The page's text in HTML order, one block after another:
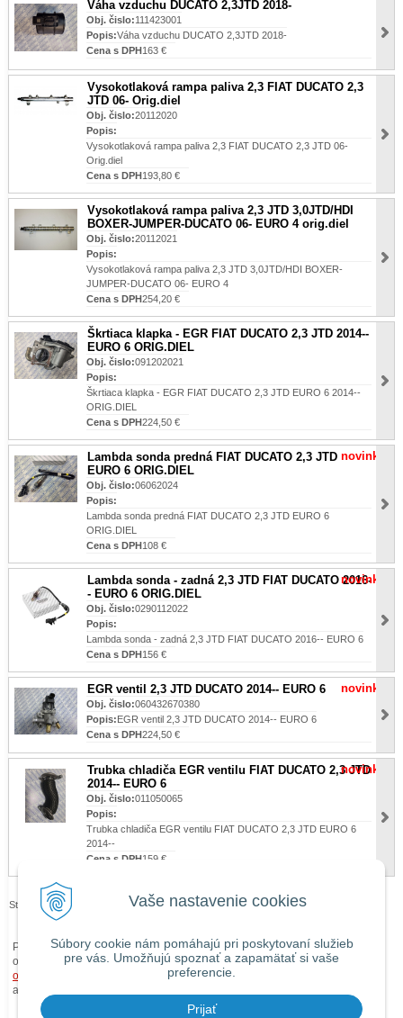
Vaše nastavenie cookies
Súbory cookie nám pomáhajú pri poskytovaní služieb
pre vás. Umožňujú spoznať a zapamätať si vaše
preferencie.
Prijať
Váha vzduchu DUCATO 2,3JTD 2018-
Obj. čislo:111423001
Popis:Váha vzduchu DUCATO 2,3JTD 2018-
Cena s DPH163 €
Vysokotlaková rampa paliva 2,3 FIAT DUCATO 2,3
JTD 06- Orig.diel
Obj. čislo:20112020
Popis:
Vysokotlaková rampa paliva 2,3 FIAT DUCATO 2,3 JTD 06-
Orig.diel
Cena s DPH193,80 €
Vysokotlaková rampa paliva 2,3 JTD 3,0JTD/HDI
BOXER-JUMPER-DUCATO 06- EURO 4 orig.diel
Obj. čislo:20112021
Popis:
Vysokotlaková rampa paliva 2,3 JTD 3,0JTD/HDI BOXER-
JUMPER-DUCATO 06- EURO 4
Cena s DPH254,20 €
Škrtiaca klapka - EGR FIAT DUCATO 2,3 JTD 2014--
EURO 6 ORIG.DIEL
Obj. čislo:091202021
Popis:
Škrtiaca klapka - EGR FIAT DUCATO 2,3 JTD EURO 6 2014--
ORIG.DIEL
Cena s DPH224,50 €
Lambda sonda predná FIAT DUCATO 2,3 JTD
EURO 6 ORIG.DIEL
novinka
Obj. čislo:06062024
Popis:
Lambda sonda predná FIAT DUCATO 2,3 JTD EURO 6
ORIG.DIEL
Cena s DPH108 €
Lambda sonda - zadná 2,3 JTD FIAT DUCATO 2016-
- EURO 6 ORIG.DIEL
novinka
Obj. čislo:0290112022
Popis:
Lambda sonda - zadná 2,3 JTD FIAT DUCATO 2016-- EURO 6
Cena s DPH156 €
EGR ventil 2,3 JTD DUCATO 2014-- EURO 6 novinka
Obj. čislo:060432670380
Popis:EGR ventil 2,3 JTD DUCATO 2014-- EURO 6
Cena s DPH224,50 €
Trubka chladiča EGR ventilu FIAT DUCATO 2,3 JTD
2014-- EURO 6
novinka
Obj. čislo:011050065
Popis:
Trubka chladiča EGR ventilu FIAT DUCATO 2,3 JTD EURO 6
2014--
Cena s DPH159 €
Stránky: 1 5 … >|
Pri zaslaní tovaru mimo územia Slovenskej republiky budú ku každej
objednávke prirátanénáklady na dopravu mimo územia SR podľa
obchodných podmienok
. O cene Vás budeme vopred informovať telefonicky
alebo e-mailom.